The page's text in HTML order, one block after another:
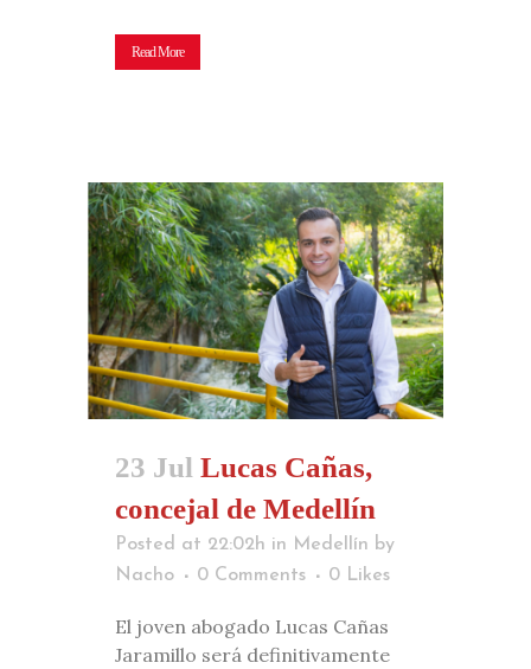
Read More
23 Jul Lucas Cañas,
concejal de Medellín
Posted at 22:02h in Medellín by
Nacho
0 Comments 0 Likes
El joven abogado Lucas Cañas
Jaramillo será definitivamente